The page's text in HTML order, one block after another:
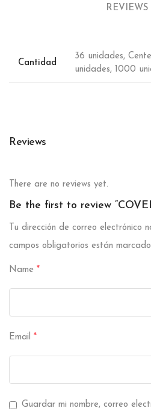
Cantidad
36 unidades,
unidades, 1000
Reviews
There are no reviews yet.
Be the first to review
Tu dirección de correo electrónico
campos obligatorios están
Name *
Email *
Guardar mi nombre, correo